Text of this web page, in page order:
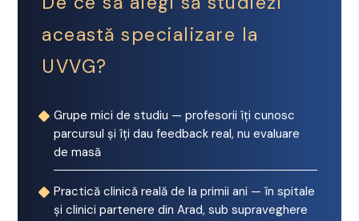
această specializare la
UVVG?
Grupe mici de studiu — profesorii îți cunosc
parcursul și îți dau feedback real, nu evaluare
de masă
Practică clinică reală de la primii ani — în spitale
și clinici partenere din Arad, sub supraveghere